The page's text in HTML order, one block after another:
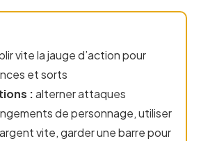
vite la jauge d’action pour
et sorts
:alterner attaques
de personnage, utiliser
vite, garder une barre pour